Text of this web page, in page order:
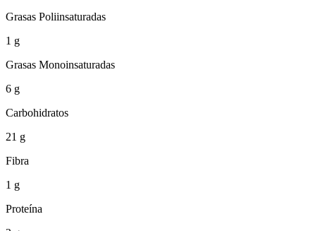
Grasas Poliinsaturadas
1 g
Grasas Monoinsaturadas
6 g
Carbohidratos
21 g
Fibra
1 g
Proteína